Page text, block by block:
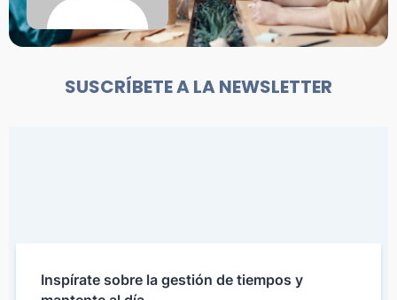
SUSCRÍBETE A LA NEWSLETTER